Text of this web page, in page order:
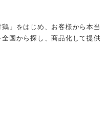
」をはじめ、お客様から本当
国から探し、商品化して提供